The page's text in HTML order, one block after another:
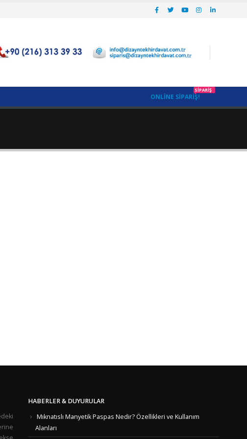
ONLINE SIPARIŞ!
SIPARIŞ
HABERLER & DUYURULAR
Mıknatıslı Manyetik Paspas Nedir? Özellikleri ve Kullanım
Alanları